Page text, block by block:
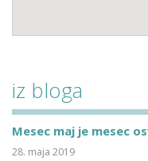
iz bloga
Mesec maj je mesec
28. maja 2019